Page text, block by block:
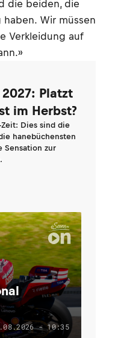
die beiden, die
Wir müssen
Verkleidung auf
Platzt
im Herbst?
Dies sind die
hanebüchensten
Sensation zur
- 10:35